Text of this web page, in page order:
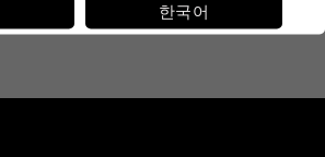
한국어